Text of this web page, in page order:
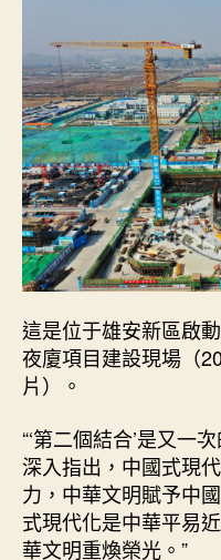
這是位于雄安新區啟
夜廈項目建設現場（
片）。
“‘第二個結合’是又一
深入指出，中國式現
力，中華文明賦予中
式現代化是中華平易
華文明重煥榮光。”